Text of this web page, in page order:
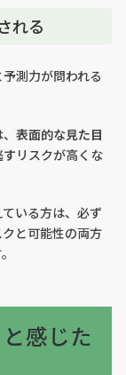
れる
測力が問われる
表面的な見た目
リスクが高くな
いる方は、必ず
と可能性の両方
感じた